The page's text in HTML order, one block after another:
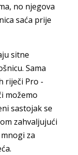
no njegova
saća prije
sitne
Sama
riječi Pro -
možemo
sastojak se
zahvaljujući
za